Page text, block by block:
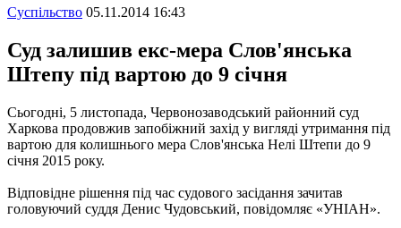
Суспiльство 05.11.2014 16:43
Суд залишив екс-мера Слов'янська
Штепу під вартою до 9 січня
Сьогодні, 5 листопада, Червонозаводський районний суд
Харкова продовжив запобіжний захід у вигляді утримання під
вартою для колишнього мера Слов'янська Нелі Штепи до 9
січня 2015 року.
Відповідне рішення під час судового засідання зачитав
головуючий суддя Денис Чудовський, повідомляє «УНІАН».